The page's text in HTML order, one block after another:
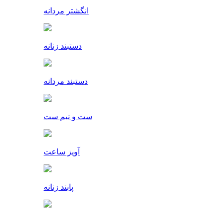
انگشتر مردانه
دستبند زنانه
دستبند مردانه
ست و نیم ست
آویز ساعت
پابند زنانه